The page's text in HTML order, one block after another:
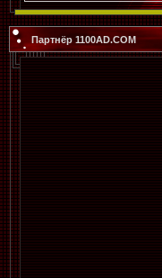
Партнёр 1100AD.COM